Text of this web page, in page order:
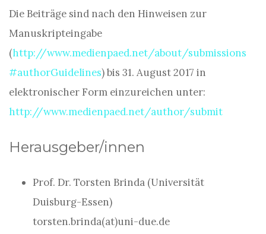
Die Beiträge sind nach den Hinweisen zur
Manuskripteingabe
(http://www.medienpaed.net/about/submissions
#authorGuidelines) bis 31. August 2017 in
elektronischer Form einzureichen unter:
http://www.medienpaed.net/author/submit
Herausgeber/innen
Prof. Dr. Torsten Brinda (Universität
Duisburg-Essen)
torsten.brinda(at)uni-due.de